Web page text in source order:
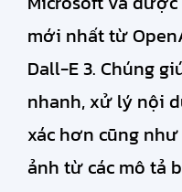
mới nhất từ
Dall-E 3. Chúng
nhanh, xử lý nội
xác hơn cũng
ảnh từ các mô tả